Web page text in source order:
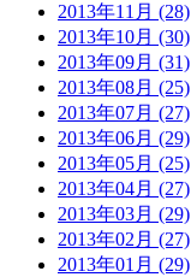
2013年11月 (28)
2013年10月 (30)
2013年09月 (31)
2013年08月 (25)
2013年07月 (27)
2013年06月 (29)
2013年05月 (25)
2013年04月 (27)
2013年03月 (29)
2013年02月 (27)
2013年01月 (29)